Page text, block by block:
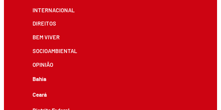
INTERNACIONAL
DIREITOS
BEM VIVER
SOCIOAMBIENTAL
OPINIÃO
Bahia
Ceará